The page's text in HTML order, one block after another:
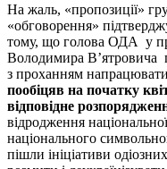
На жаль, «пропозиції»
«обговорення»
тому, що голова ОДА у
Володимира В’ятровича
з проханням
пообіцяв на початку
відповідне
відродження
національного
пішли ініціативи